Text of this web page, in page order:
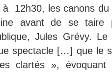
12h30, les canons du
avant de se taire
Jules Grévy. Le
spectacle […] que le
clartés »,